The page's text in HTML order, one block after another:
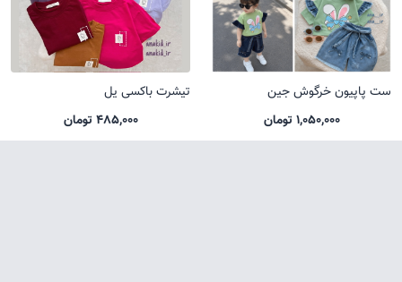
ست پاپیون خرگوش جین
1,050,000 تومان
تیشرت باکسی یل
485,000 تومان